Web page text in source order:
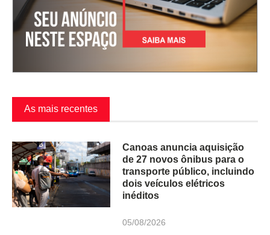
As mais recentes
Canoas anuncia aquisição
de 27 novos ônibus para o
transporte público, incluindo
dois veículos elétricos
inéditos
05/08/2026